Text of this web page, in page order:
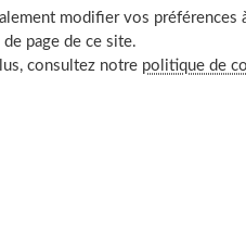
de soi
comment tu vas."
plus harmonieux.
notre cadre de vie pour
d'ailleurs de ne pas tout
modifier vos préférences
page de ce site.
consultez notre politique de